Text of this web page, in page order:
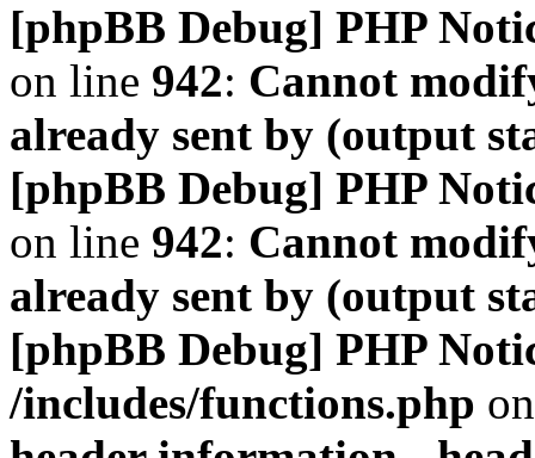
[phpBB Debug] PHP
on line 942: Cannot
already sent by (output
[phpBB Debug] PHP
on line 942: Cannot
already sent by (output
[phpBB Debug] PHP
/includes/functions.php